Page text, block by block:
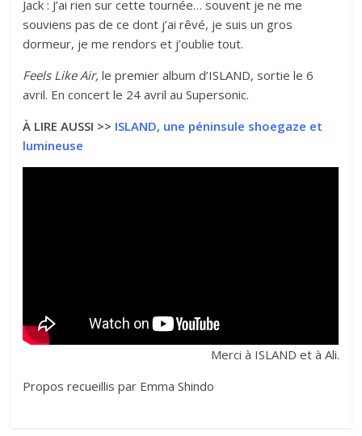
Jack : J’ai rien sur cette tournée… souvent je ne me
souviens pas de ce dont j’ai rêvé, je suis un gros
dormeur, je me rendors et j’oublie tout.
Feels Like Air, le premier album d’ISLAND, sortie le 6
avril. En concert le 24 avril au Supersonic.
À LIRE AUSSI >> ISLAND, une péninsule shoegaze et
lumineuse
Merci à ISLAND et à Ali.
Propos recueillis par Emma Shindo